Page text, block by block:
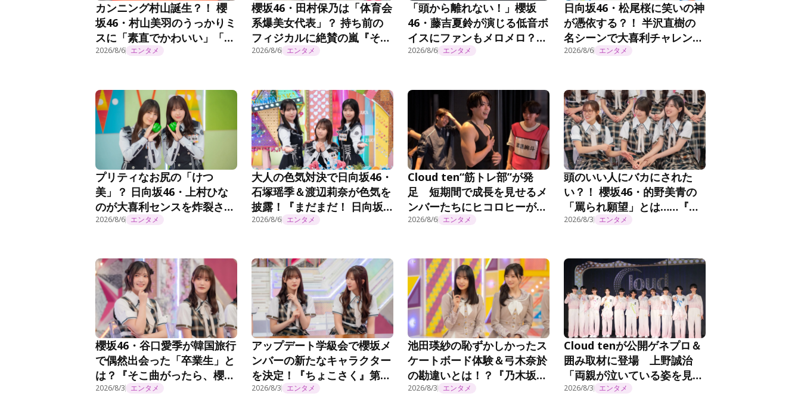
カンニング村山誕生？！ 櫻
坂46・村山美羽のうっかりミ
スに「素直でかわいい」「こ
れだからやめられない」『そ
2026/8/6 エンタメ
櫻坂46・田村保乃は「体育会
系爆美女代表」？ 持ち前の
フィジカルに絶賛の嵐『そこ
曲がったら、櫻坂？』第295
2026/8/6 エンタメ
「頭から離れない！」櫻坂
46・藤吉夏鈴が演じる低音ボ
イスにファンもメロメロ？！
『ちょこさく』第295話
2026/8/6 エンタメ
日向坂46・松尾桜に笑いの神
が憑依する？！ 半沢直樹の
名シーンで大喜利チャレン
ジ！『日向坂で会いましょ
2026/8/6 エンタメ
プリティなお尻の「けつ
美」？ 日向坂46・上村ひな
のが大喜利センスを炸裂させ
る！『日向坂で会いましょ
2026/8/6 エンタメ
大人の色気対決で日向坂46・
石塚瑶季＆渡辺莉奈が色気を
披露！『まだまだ！ 日向坂
で会いましょう』第372話
2026/8/6 エンタメ
Cloud ten“筋トレ部”が発
足 短期間で成長を見せるメ
ンバーたちにヒコロヒーが感
心「みんな自主練やってたん
2026/8/6 エンタメ
頭のいい人にバカにされた
い？！ 櫻坂46・的野美青の
「罵られ願望」とは……『そ
こ曲がったら、櫻坂？』第
2026/8/3 エンタメ
櫻坂46・谷口愛季が韓国旅行
で偶然出会った「卒業生」と
は？『そこ曲がったら、櫻
坂？』第294話
2026/8/3 エンタメ
アップデート学級会で櫻坂メ
ンバーの新たなキャラクター
を決定！『ちょこさく』第
294話
2026/8/3 エンタメ
池田瑛紗の恥ずかしかったス
ケートボード体験＆弓木奈於
の勘違いとは！？『乃木坂工
事延長中』#570
2026/8/3 エンタメ
Cloud tenが公開ゲネプロ＆
囲み取材に登場 上野誠治
「両親が泣いている姿を見た
ら感極まってしまいました」
2026/8/3 エンタメ